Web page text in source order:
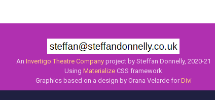
An Invertigo Theatre Companyproject by Steffan Donnelly, 2020-21
UsingMaterialize CSS framework
Graphics based on a design by Orana Velarde forDivi